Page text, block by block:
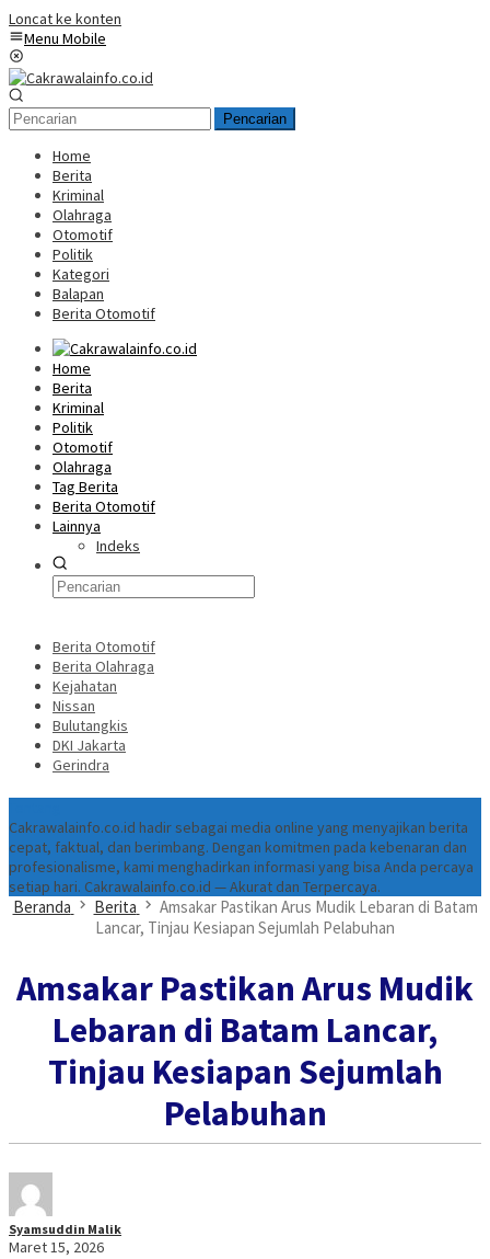
Loncat ke konten
Menu Mobile
Pencarian
Home
Berita
Kriminal
Olahraga
Otomotif
Politik
Kategori
Balapan
Berita Otomotif
Home
Berita
Kriminal
Politik
Otomotif
Olahraga
Tag Berita
Berita Otomotif
Lainnya
Indeks
Berita Otomotif
Berita Olahraga
Kejahatan
Nissan
Bulutangkis
DKI Jakarta
Gerindra
Cakrawalainfo.co.id hadir sebagai media online yang menyajikan berita
cepat, faktual, dan berimbang. Dengan komitmen pada kebenaran dan
profesionalisme, kami menghadirkan informasi yang bisa Anda percaya
setiap hari. Cakrawalainfo.co.id — Akurat dan Terpercaya.
Beranda Berita
Amsakar Pastikan Arus Mudik Lebaran di Batam
Lancar, Tinjau Kesiapan Sejumlah Pelabuhan
Amsakar Pastikan Arus Mudik
Lebaran di Batam Lancar,
Tinjau Kesiapan Sejumlah
Pelabuhan
Syamsuddin Malik
Maret 15, 2026